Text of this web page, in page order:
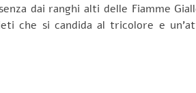
dai ranghi alti delle Fiamme
che si candida al tricolore e